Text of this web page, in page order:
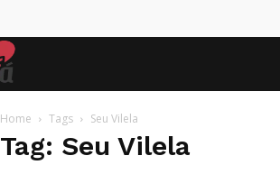
Home Tags Seu Vilela
Tag: Seu Vilela